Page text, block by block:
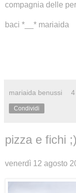
compagnia delle
baci *__* mariaida
mariaida benussi
Condividi
pizza e fichi ;)
venerdì 12 agosto